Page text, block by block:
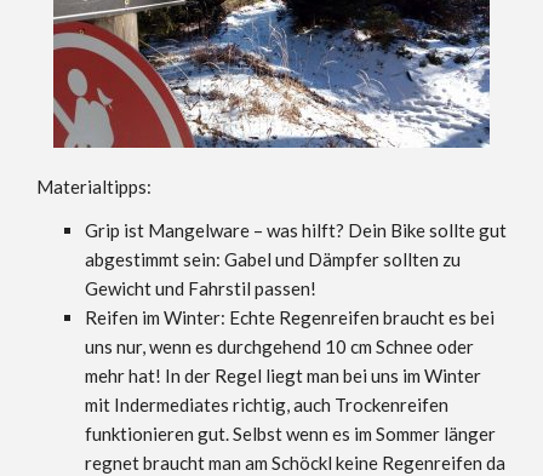
Materialtipps:
Grip ist Mangelware – was hilft? Dein Bike sollte gut
abgestimmt sein: Gabel und Dämpfer sollten zu
Gewicht und Fahrstil passen!
Reifen im Winter: Echte Regenreifen braucht es bei
uns nur, wenn es durchgehend 10 cm Schnee oder
mehr hat! In der Regel liegt man bei uns im Winter
mit Indermediates richtig, auch Trockenreifen
funktionieren gut. Selbst wenn es im Sommer länger
regnet braucht man am Schöckl keine Regenreifen da